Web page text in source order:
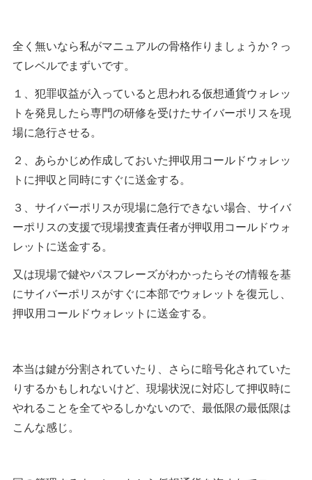
全く無いなら私がマニュアルの骨格作りましょうか？っ
てレベルでまずいです。
１、犯罪収益が入っていると思われる仮想通貨ウォレッ
トを発見したら専門の研修を受けたサイバーポリスを現
場に急行させる。
２、あらかじめ作成しておいた押収用コールドウォレッ
トに押収と同時にすぐに送金する。
３、サイバーポリスが現場に急行できない場合、サイバ
ーポリスの支援で現場捜査責任者が押収用コールドウォ
レットに送金する。
又は現場で鍵やパスフレーズがわかったらその情報を基
にサイバーポリスがすぐに本部でウォレットを復元し、
押収用コールドウォレットに送金する。
本当は鍵が分割されていたり、さらに暗号化されていた
りするかもしれないけど、現場状況に対応して押収時に
やれることを全てやるしかないので、最低限の最低限は
こんな感じ。